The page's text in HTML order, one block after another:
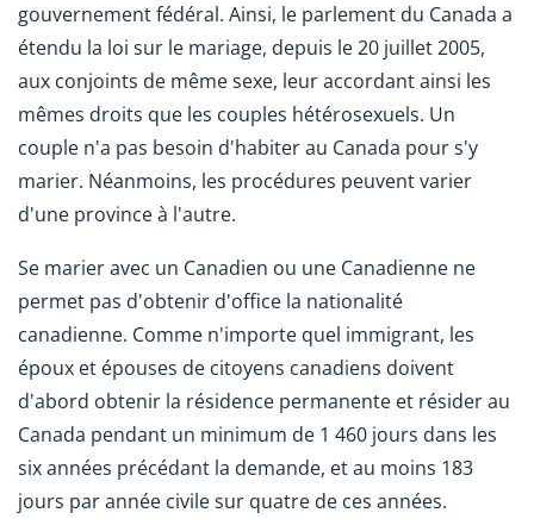
gouvernement fédéral. Ainsi, le parlement du Canada a
étendu la loi sur le mariage, depuis le 20 juillet 2005,
aux conjoints de même sexe, leur accordant ainsi les
mêmes droits que les couples hétérosexuels. Un
couple n'a pas besoin d'habiter au Canada pour s'y
marier. Néanmoins, les procédures peuvent varier
d'une province à l'autre.
Se marier avec un Canadien ou une Canadienne ne
permet pas d'obtenir d'office la nationalité
canadienne. Comme n'importe quel immigrant, les
époux et épouses de citoyens canadiens doivent
d'abord obtenir la résidence permanente et résider au
Canada pendant un minimum de 1 460 jours dans les
six années précédant la demande, et au moins 183
jours par année civile sur quatre de ces années.